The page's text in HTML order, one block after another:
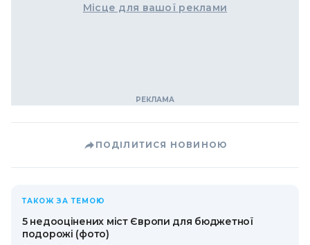
Місце для вашої реклами
ПОДІЛИТИСЯ НОВИНОЮ
ТАКОЖ ЗА ТЕМОЮ
5 недооцінених міст Європи для бюджетної
подорожі (фото)